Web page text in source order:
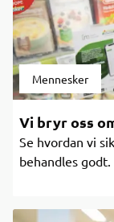
Mennesker
Vi bryr oss
Se hvordan vi
behandles godt.